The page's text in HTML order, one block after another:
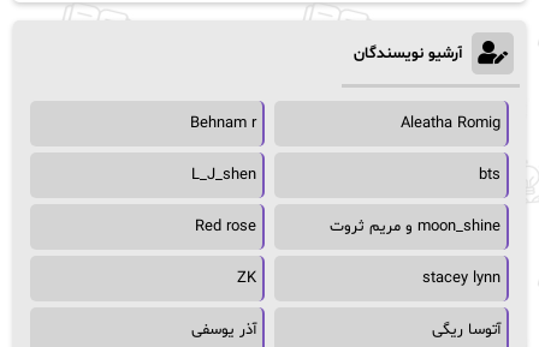
آرشیو نویسندگان
Aleatha Romig
Behnam r
bts
L_J_shen
moon_shine و مریم ثروت Red rose
stacey lynn
ZK
آتوسا ریگی آذر یوسفی